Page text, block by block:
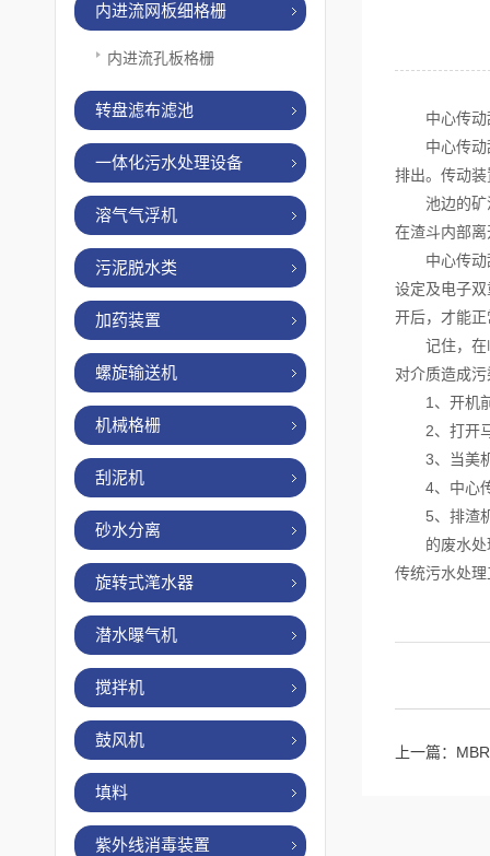
内进流网板细格栅
内进流孔板格栅
转盘滤布滤池
一体化污水处理设备
溶气气浮机
污泥脱水类
加药装置
螺旋输送机
机械格栅
刮泥机
砂水分离
旋转式滗水器
潜水曝气机
搅拌机
鼓风机
填料
紫外线消毒装置
中心传动刮
中心传动刮
排出。传动
池边的矿渣
在渣斗内部
中心传动刮
设定及电子
开后，才能
记住，在临
对介质造成
1、开机前
2、打开马
3、当美机
4、中心传
5、排渣机
的废水处理
传统污水处
上一篇：